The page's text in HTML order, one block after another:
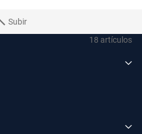
18 artículos
Subir